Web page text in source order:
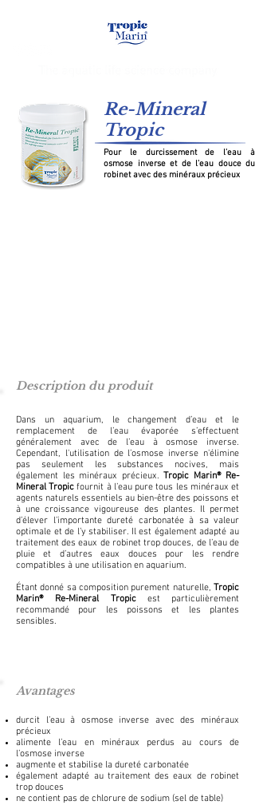
Re-Mineral
Tropic
Pour le durcissement de l’eau à
osmose inverse et de l’eau douce du
robinet avec des minéraux précieux
Description du produit
Dans un aquarium, le changement d’eau et le
remplacement de l’eau évaporée s’effectuent
généralement avec de l’eau à osmose inverse.
Cependant, l'utilisation de l’osmose inverse n'élimine
pas seulement les substances nocives, mais
également les minéraux précieux. Tropic Marin® Re-
Mineral Tropic fournit à l’eau pure tous les minéraux et
agents naturels essentiels au bien-être des poissons et
à une croissance vigoureuse des plantes. Il permet
d’élever l’importante dureté carbonatée à sa valeur
optimale et de l’y stabiliser. Il est également adapté au
traitement des eaux de robinet trop douces, de l’eau de
pluie et d’autres eaux douces pour les rendre
compatibles à une utilisation en aquarium.
Étant donné sa composition purement naturelle, Tropic
Marin® Re-Mineral Tropic est particulièrement
recommandé pour les poissons et les plantes
sensibles.
Avantages
durcit l’eau à osmose inverse avec des minéraux
précieux
alimente l’eau en minéraux perdus au cours de
l’osmose inverse
augmente et stabilise la dureté carbonatée
également adapté au traitement des eaux de robinet
trop douces
ne contient pas de chlorure de sodium (sel de table)